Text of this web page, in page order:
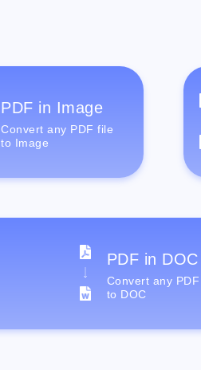
PDF in Image
Convert any PDF file
to Image
PDF in DOC
Convert any
to DOC